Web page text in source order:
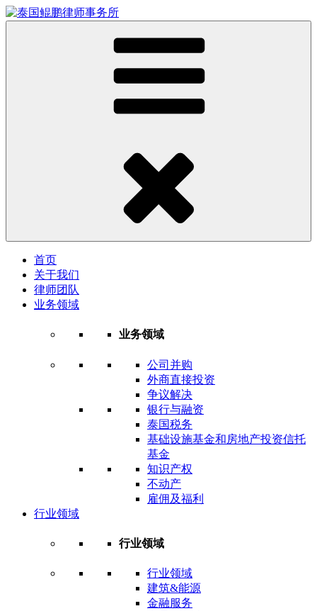
首页
关于我们
律师团队
业务领域
业务领域
公司并购
外商直接投资
争议解决
银行与融资
泰国税务
基础设施基金和房地产投资信托
基金
知识产权
不动产
雇佣及福利
行业领域
行业领域
行业领域
建筑&能源
金融服务